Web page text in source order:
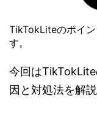
TikTokLiteのポイ
す。
今回は
因と対処法を解